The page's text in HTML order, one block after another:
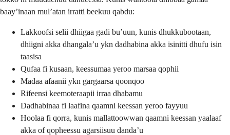
baay’inaan mul’atan irratti beekuu qabdu:
Lakkoofsi selii dhiigaa gadi bu’uun, kunis dhukkubootaan,
dhiigni akka dhangala’u ykn dadhabina akka isinitti dhufu isin
taasisa
Qufaa fi kusaan, keessumaa yeroo marsaa qophii
Madaa afaanii ykn gargaarsa qoonqoo
Rifeensi keemoteraapii irraa dhabamu
Dadhabinaa fi laafina qaamni keessan yeroo fayyuu
Hoolaa fi qorra, kunis mallattoowwan qaamni keessan yaalaaf
akka of qopheessu agarsiisuu danda’u